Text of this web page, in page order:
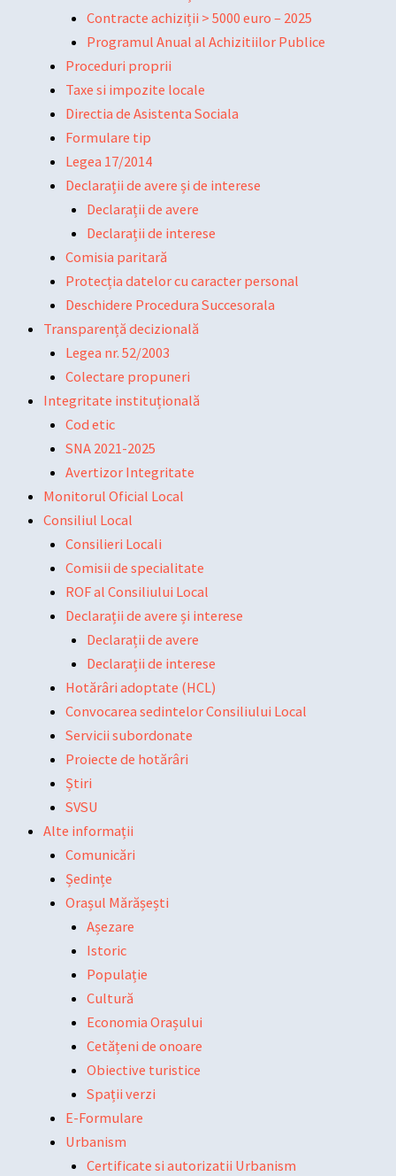
Contracte achiziții > 5000 euro – 2025
Programul Anual al Achizitiilor Publice
Proceduri proprii
Taxe si impozite locale
Directia de Asistenta Sociala
Formulare tip
Legea 17/2014
Declarații de avere și de interese
Declarații de avere
Declarații de interese
Comisia paritară
Protecția datelor cu caracter personal
Deschidere Procedura Succesorala
Transparență decizională
Legea nr. 52/2003
Colectare propuneri
Integritate instituțională
Cod etic
SNA 2021-2025
Avertizor Integritate
Monitorul Oficial Local
Consiliul Local
Consilieri Locali
Comisii de specialitate
ROF al Consiliului Local
Declarații de avere și interese
Declarații de avere
Declarații de interese
Hotărâri adoptate (HCL)
Convocarea sedintelor Consiliului Local
Servicii subordonate
Proiecte de hotărâri
Știri
SVSU
Alte informații
Comunicări
Ședințe
Orașul Mărășești
Așezare
Istoric
Populație
Cultură
Economia Orașului
Cetățeni de onoare
Obiective turistice
Spații verzi
E-Formulare
Urbanism
Certificate si autorizatii Urbanism